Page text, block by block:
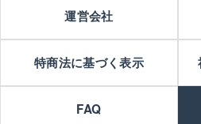
運営会社
特商法に基づく表示
FAQ